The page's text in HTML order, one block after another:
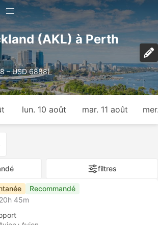
(AKL) à Perth
– USD 6888)
lun. 10 août mar. 11 août
filtres
Recommandé
20h 45m